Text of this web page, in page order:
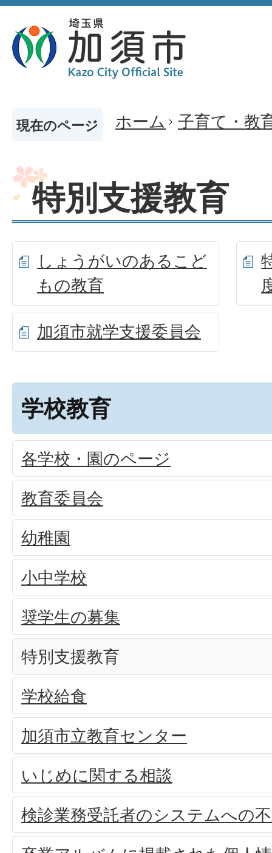
現在のページ ホーム 子育て・教
特別支援教育
しょうがいのあるこど
もの教育
加須市就学支援委員会
学校教育
各学校・園のページ
教育委員会
幼稚園
小中学校
奨学生の募集
特別支援教育
学校給食
加須市立教育センター
いじめに関する相談
検診業務受託者のシステムへの